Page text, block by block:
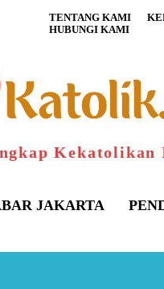
TENTANG KAMI
HUBUNGI KAMI
Kekatolikan
JAKARTA